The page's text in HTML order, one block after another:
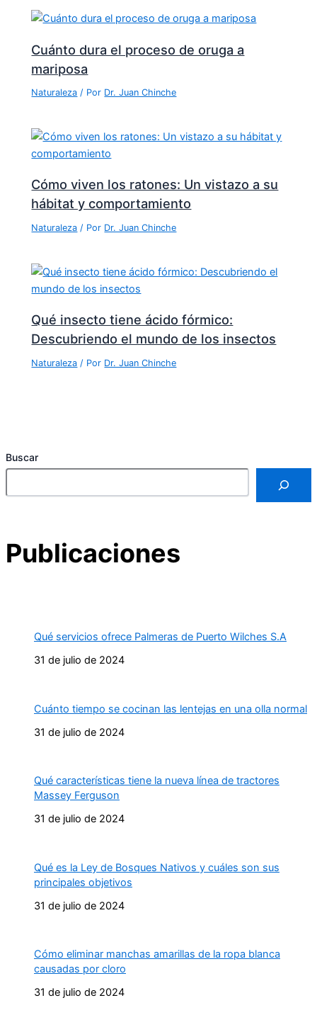
Cuánto dura el proceso de oruga a
mariposa
Naturaleza / Por Dr. Juan Chinche
Cómo viven los ratones: Un vistazo a su
hábitat y comportamiento
Naturaleza / Por Dr. Juan Chinche
Qué insecto tiene ácido fórmico:
Descubriendo el mundo de los insectos
Naturaleza / Por Dr. Juan Chinche
Buscar
Publicaciones
Qué servicios ofrece Palmeras de Puerto Wilches S.A
31 de julio de 2024
Cuánto tiempo se cocinan las lentejas en una olla normal
31 de julio de 2024
Qué características tiene la nueva línea de tractores
Massey Ferguson
31 de julio de 2024
Qué es la Ley de Bosques Nativos y cuáles son sus
principales objetivos
31 de julio de 2024
Cómo eliminar manchas amarillas de la ropa blanca
causadas por cloro
31 de julio de 2024